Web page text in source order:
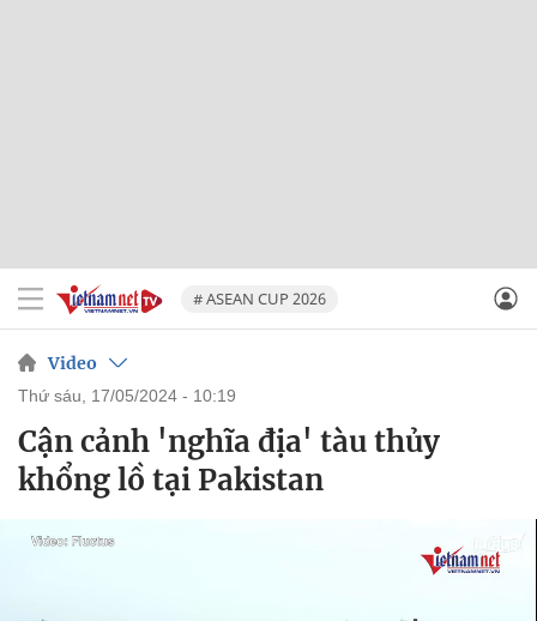
# ASEAN CUP 2026
Video
thứ sáu, 17/05/2024 - 10:19
Cận cảnh 'nghĩa địa' tàu thủy
khổng lồ tại Pakistan